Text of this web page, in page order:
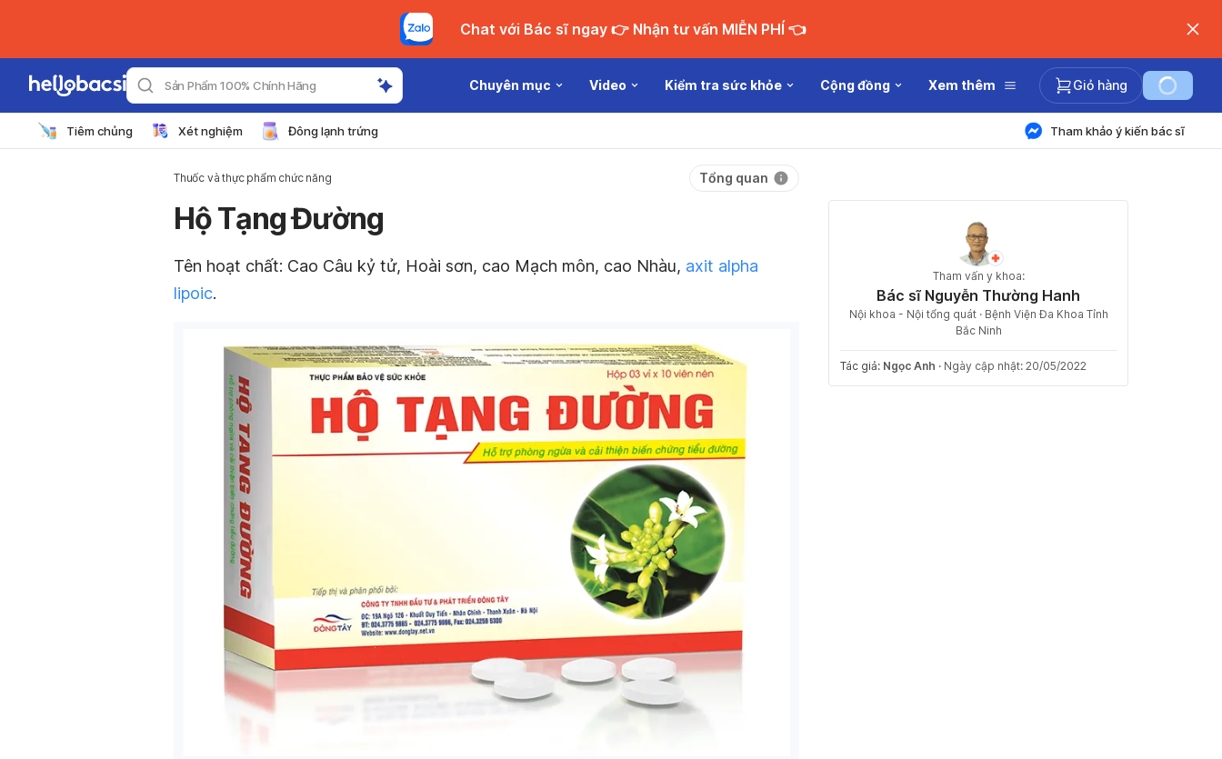
Chat với Bác sĩ ngay 👉 Nhận tư vấn MIỄN PHÍ 👈
Sản Phẩm 100% Chính Hãng Chuyên mục Video Kiểm tra sức khỏe Cộng đồng Xem thêm Giỏ hàng
Tiêm chủng Xét nghiệm Đông lạnh trứng Tham khảo ý kiến bác sĩ
Thuốc và thực phẩm chức năng Tổng quan
Hộ Tạng Đường
Tên hoạt chất: Cao Câu kỷ tử, Hoài sơn, cao Mạch môn, cao Nhàu, axit alpha
lipoic.
Tham vấn y khoa:
Bác sĩ Nguyễn Thường Hanh
Nội khoa - Nội tổng quát · Bệnh Viện Đa Khoa Tỉnh
Bắc Ninh
Tác giả: Ngọc Anh · Ngày cập nhật: 20/05/2022